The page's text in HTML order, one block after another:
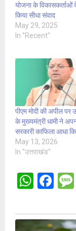
योजना के विकासकर्ताओं
किया सीधा संवाद
May 29, 2025
In "Recent"
पीएम मोदी की अपील पर
के मुख्यमंत्री धामी ने
सरकारी काफिला आधा
May 13, 2026
In "उत्तराखंड"
W
at
F
ce